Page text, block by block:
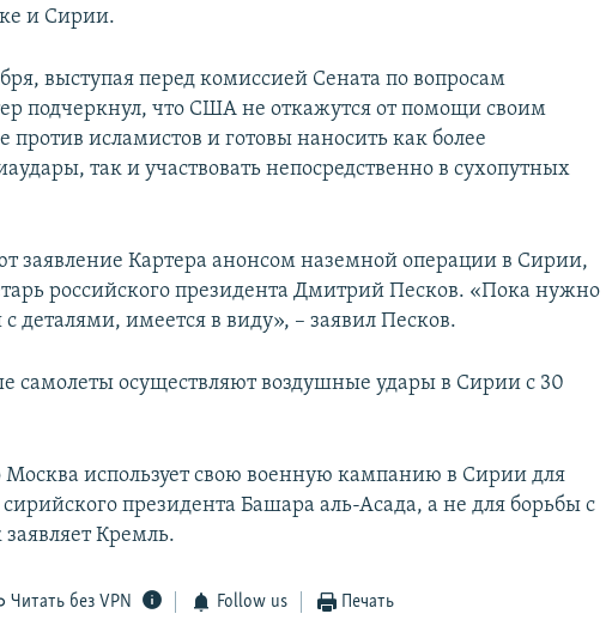
и Сирии.
выступая перед комиссией Сената по вопросам
подчеркнул, что США не откажутся от помощи своим
против исламистов и готовы наносить как более
так и участвовать непосредственно в сухопутных
заявление Картера анонсом наземной операции в Сирии,
российского президента Дмитрий Песков. «Пока нужно
с деталями, имеется в виду», – заявил Песков.
самолеты осуществляют воздушные удары в Сирии с 30
Москва использует свою военную кампанию в Сирии для
президента Башара аль-Асада, а не для борьбы с
Кремль.
Читать без VPN Follow us Печать